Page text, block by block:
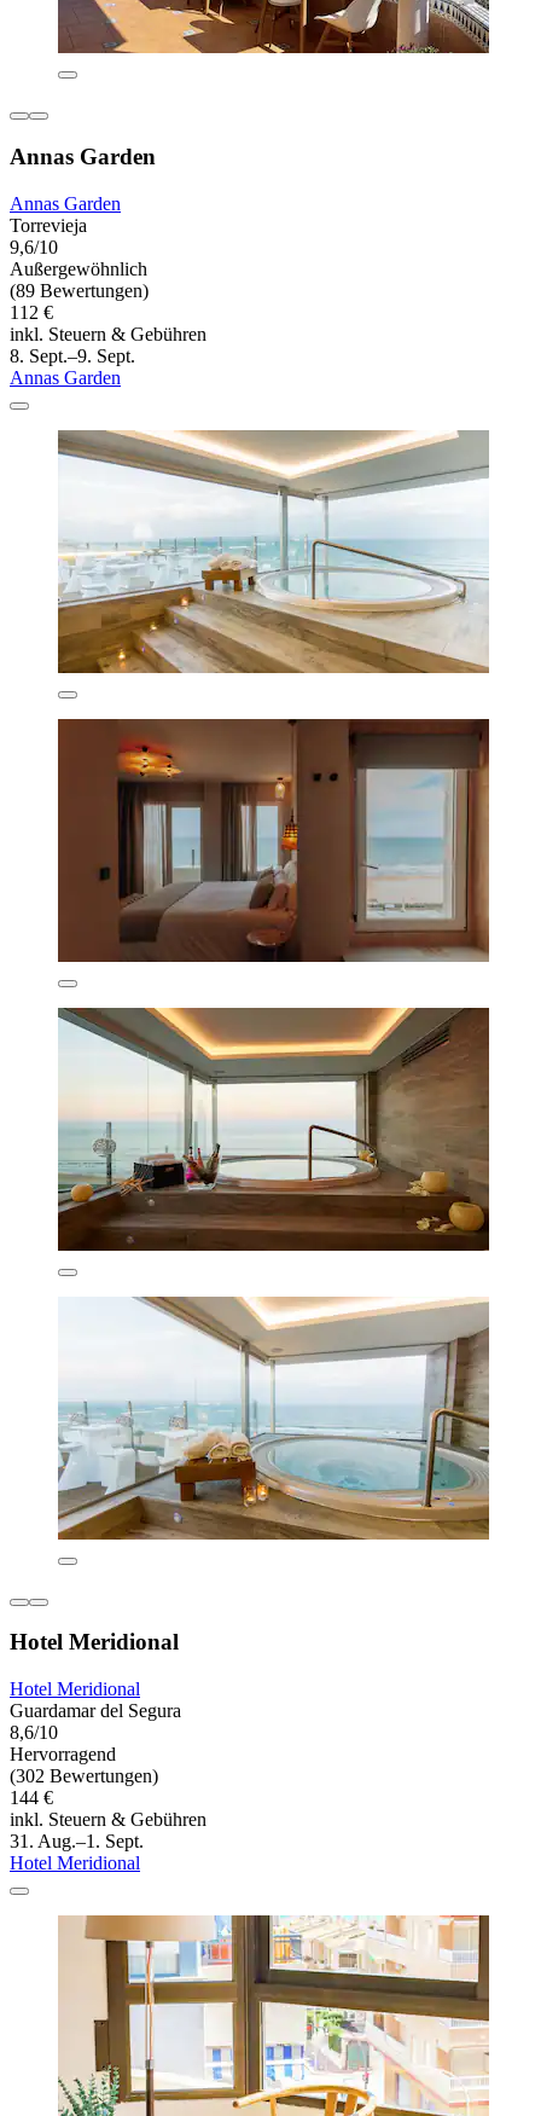
Annas Garden
Annas Garden
Torrevieja
9,6/10
Außergewöhnlich
(89 Bewertungen)
112 €
inkl. Steuern & Gebühren
8. Sept.–9. Sept.
Annas Garden
Hotel Meridional
Hotel Meridional
Guardamar del Segura
8,6/10
Hervorragend
(302 Bewertungen)
144 €
inkl. Steuern & Gebühren
31. Aug.–1. Sept.
Hotel Meridional